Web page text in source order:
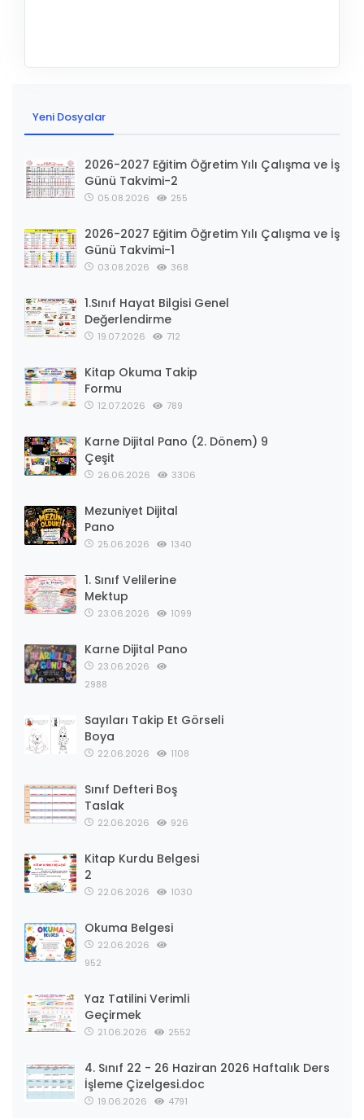
Yeni Dosyalar
2026-2027 Eğitim Öğretim Yılı Çalışma ve İş
Günü Takvimi-2
05.08.2026 255
2026-2027 Eğitim Öğretim Yılı Çalışma ve İş
Günü Takvimi-1
03.08.2026 368
1.Sınıf Hayat Bilgisi Genel
Değerlendirme
19.07.2026 712
Kitap Okuma Takip
Formu
12.07.2026 789
Karne Dijital Pano (2. Dönem) 9
Çeşit
26.06.2026 3306
Mezuniyet Dijital
Pano
25.06.2026 1340
1. Sınıf Velilerine
Mektup
23.06.2026 1099
Karne Dijital Pano
23.06.2026
2988
Sayıları Takip Et Görseli
Boya
22.06.2026 1108
Sınıf Defteri Boş
Taslak
22.06.2026 926
Kitap Kurdu Belgesi
2
22.06.2026 1030
Okuma Belgesi
22.06.2026
952
Yaz Tatilini Verimli
Geçirmek
21.06.2026 2552
4. Sınıf 22 - 26 Haziran 2026 Haftalık Ders
İşleme Çizelgesi.doc
19.06.2026 4791